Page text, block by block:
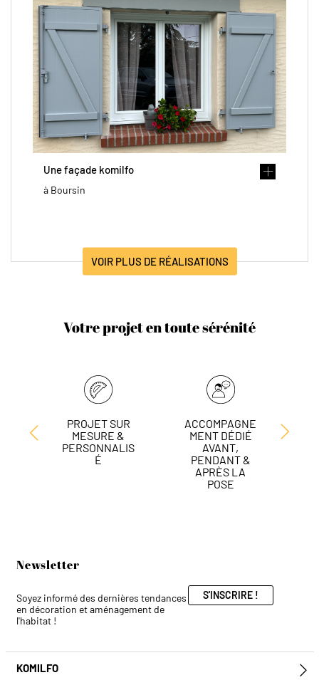
Une façade komilfo
à Boursin
VOIR PLUS DE RÉALISATIONS
Votre projet en toute sérénité
PROJET SUR
MESURE &
PERSONNALIS
É
ACCOMPAGNE
MENT DÉDIÉ
AVANT,
PENDANT &
APRÈS LA
POSE
Newsletter
Soyez informé des dernières tendances
en décoration et aménagement de
l'habitat !
S'INSCRIRE !
KOMILFO